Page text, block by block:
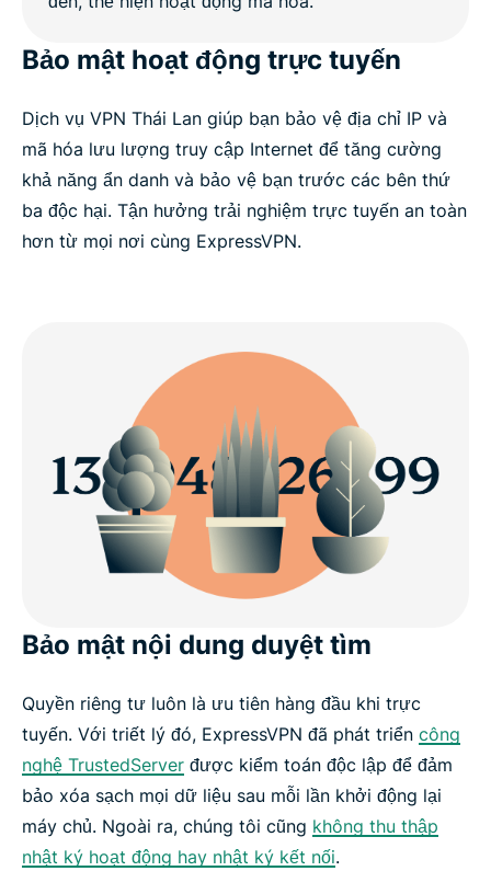
Bảo mật hoạt động trực tuyến
Dịch vụ VPN Thái Lan giúp bạn bảo vệ địa chỉ IP và
mã hóa lưu lượng truy cập Internet để tăng cường
khả năng ẩn danh và bảo vệ bạn trước các bên thứ
ba độc hại. Tận hưởng trải nghiệm trực tuyến an toàn
hơn từ mọi nơi cùng ExpressVPN.
Bảo mật nội dung duyệt tìm
Quyền riêng tư luôn là ưu tiên hàng đầu khi trực
tuyến. Với triết lý đó, ExpressVPN đã phát triển công
nghệ TrustedServer được kiểm toán độc lập để đảm
bảo xóa sạch mọi dữ liệu sau mỗi lần khởi động lại
máy chủ. Ngoài ra, chúng tôi cũng không thu thập
nhật ký hoạt động hay nhật ký kết nối.